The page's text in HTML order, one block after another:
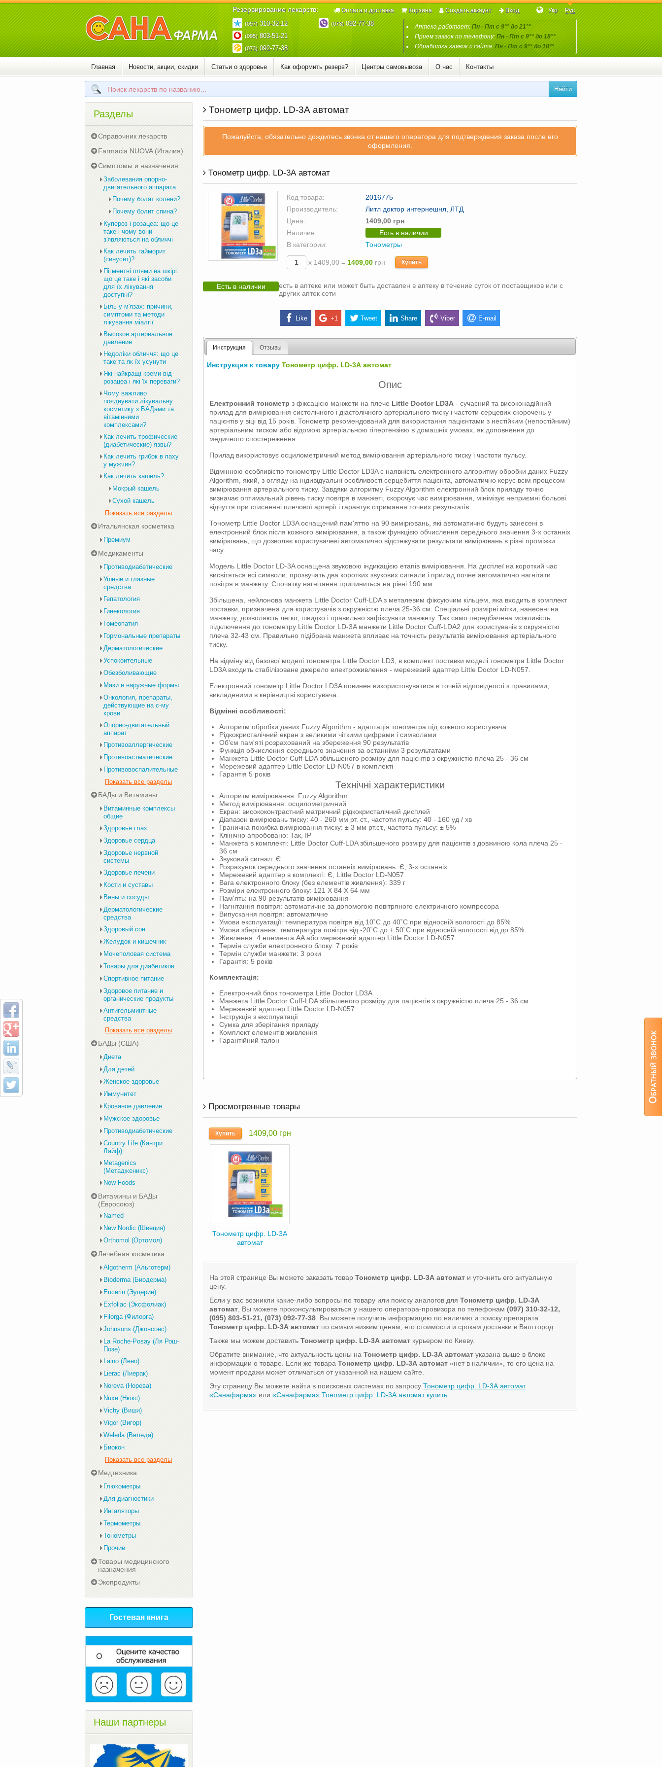
Резервирование лекарств:
(097)310-32-12
(095)803-51-21
(073)092-77-38
(073)092-77-38 Аптека работает:Пн - Пт с 9°° до 21°°
Прием заявок по телефону:Пн - Пт с 9°° до 18°°
Обработка заявок с сайта:Пн - Пт с 9°° до 18°°
Укр Рус
Оплата и доставка Корзина Создать аккаунт Вход
Главная Новости, акции, скидки Статьи о здоровье Как оформить резерв? Центры самовывоза О нас Контакты
Найти
Тонометр цифр. LD-3А автомат
Пожалуйста, обязательно дождитесь звонка от нашего оператора для подтверждения заказа после его
оформления.
Тонометр цифр. LD-3А автомат
Код товара:
2016775
Производитель:
Литл доктор интернешнл, ЛТД
Цена:
1409,00 грн
Наличие:
Есть в наличии
В категории:
Тонометры
х 1409,00 = 1409,00 грн Купить
Есть в наличии
есть в аптеке или может быть доставлен в аптеку в течение суток от поставщиков или с
других аптек сети
Like +1 Tweet Share Viber E-mail
Инструкция Отзывы
Инструкция к товаруТонометр цифр. LD-3А автомат
Опис
Електронний тонометр з фіксацією манжети на плече Little Doctor LD3A - сучасний та високонадійний
прилад для вимірювання систолічного і діастолічного артеріального тиску і частоти серцевих скорочень у
пацієнтів у віці від 15 років. Тонометр рекомендований для використання пацієнтами з нестійким (непостійним)
артеріальним тиском або відомою артеріальною гіпертензією в домашніх умовах, як доповнення до
медичного спостереження.
Прилад використовує осцилометричний метод вимірювання артеріального тиску і частоти пульсу.
Відмінною особливістю тонометру Little Doctor LD3A є наявність електронного алгоритму обробки даних Fuzzy
Algorithm, який, з огляду на індивідуальні особливості серцебиття пацієнта, автоматично керує всім процесом
вимірювання артеріального тиску. Завдяки алгоритму Fuzzy Algorithm електронний блок приладу точно
визначає оптимальний рівень тиску повітря в манжеті, скорочує час вимірювання, мінімізує неприємні больові
відчуття при стисненні плечової артерії і гарантує отримання точних результатів.
Тонометр Little Doctor LD3A оснащений пам'яттю на 90 вимірювань, які автоматично будуть занесені в
електронний блок після кожного вимірювання, а також функцією обчислення середнього значення 3-х останніх
вимірювань, що дозволяє користувачеві автоматично відстежувати результати вимірювань в різні проміжки
часу.
Модель Little Doctor LD-3A оснащена звуковою індикацією етапів вимірювання. На дисплеї на короткий час
висвітяться всі символи, прозвучать два коротких звукових сигнали і прилад почне автоматично нагнітати
повітря в манжету. Спочатку нагнітання припиниться на рівні 190 мм.
Збільшена, нейлонова манжета Little Doctor Cuff-LDA з металевим фіксуючим кільцем, яка входить в комплект
поставки, призначена для користувачів з окружністю плеча 25-36 см. Спеціальні розмірні мітки, нанесені на
манжету, дозволяють легко, швидко і правильно зафіксувати манжету. Так само передбачена можливість
підключення до тонометру Little Doctor LD-3A манжети Little Doctor Cuff-LDA2 для користувачів з окружністю
плеча 32-43 см. Правильно підібрана манжета впливає на точність результатів вимірювання артеріального
тиску.
На відміну від базової моделі тонометра Little Doctor LD3, в комплект поставки моделі тонометра Little Doctor
LD3A входить стабілізоване джерело електроживлення - мережевий адаптер Little Doctor LD-N057.
Електронний тонометр Little Doctor LD3A повинен використовуватися в точній відповідності з правилами,
викладеними в керівництві користувача.
Відмінні особливості:
Алгоритм обробки даних Fuzzy Algorithm - адаптація тонометра під кожного користувача
Рідкокристалічний екран з великими чіткими цифрами і символами
Об'єм пам'яті розрахований на збереження 90 результатів
Функція обчислення середнього значення за останніми 3 результатами
Манжета Little Doctor Cuff-LDA збільшеного розміру для пацієнтів з окружністю плеча 25 - 36 см
Мережевий адаптер Little Doctor LD-N057 в комплекті
Гарантія 5 років
Технічні характеристики
Алгоритм вимірювання: Fuzzy Algorithm
Метод вимірювання: осцилометричний
Екран: висококонтрастний матричний рідкокристалічний дисплей
Діапазон вимірювань тиску: 40 - 260 мм рт. ст., частоти пульсу: 40 - 160 уд / хв
Гранична похибка вимірювання тиску: ± 3 мм рт.ст., частота пульсу: ± 5%
Клінічно апробовано: Так, IP
Манжета в комплекті: Little Doctor Cuff-LDA збільшеного розміру для пацієнтів з довжиною кола плеча 25 -
36 см
Звуковий сигнал: Є
Розрахунок середнього значення останніх вимірювань: Є, 3-х останніх
Мережевий адаптер в комплекті: Є, Little Doctor LD-N057
Вага електронного блоку (без елементів живлення): 339 г
Розміри електронного блоку: 121 X 84 X 64 мм
Пам'ять: на 90 результатів вимірювання
Нагнітання повітря: автоматичне за допомогою повітряного електричного компресора
Випускання повітря: автоматичне
Умови експлуатації: температура повітря від 10˚C до 40˚C при відносній вологості до 85%
Умови зберігання: температура повітря від -20˚C до + 50˚C при відносній вологості від до 85%
Живлення: 4 елемента AA або мережевий адаптер Little Doctor LD-N057
Термін служби електронного блоку: 7 років
Термін служби манжети: 3 роки
Гарантія: 5 років
Комплектація:
Електронний блок тонометра Little Doctor LD3A
Манжета Little Doctor Cuff-LDA збільшеного розміру для пацієнтів з окружністю плеча 25 - 36 см
Мережевий адаптер Little Doctor LD-N057
Інструкція з експлуатації
Сумка для зберігання приладу
Комплект елементів живлення
Гарантійний талон
Просмотренные товары
Купить 1409,00 грн
Тонометр цифр. LD-3А
автомат
На этой странице Вы можете заказать товар Тонометр цифр. LD-3А автомат и уточнить его актуальную
цену.
Если у вас возникли какие-либо вопросы по товару или поиску аналогов для Тонометр цифр. LD-3А
автомат , Вы можете проконсультироваться у нашего оператора-провизора по телефонам (097) 310-32-12,
(095) 803-51-21, (073) 092-77-38 . Вы можете получить информацию по наличию и поиску препарата
Тонометр цифр. LD-3А автомат по самым низким ценам, его стоимости и срокам доставки в Ваш город.
Также мы можем доставить Тонометр цифр. LD-3А автомат курьером по Киеву.
Обратите внимание, что актуальность цены на Тонометр цифр. LD-3А автомат указана выше в блоке
информации о товаре. Если же товара Тонометр цифр. LD-3А автомат «нет в наличии», то его цена на
момент продажи может отличаться от указанной на нашем сайте.
Эту страницу Вы можете найти в поисковых системах по запросу Тонометр цифр. LD-3А автомат
«Санафарма» или «Санафарма» Тонометр цифр. LD-3А автомат купить
Разделы
Справочник лекарств
Farmacia NUOVA (Италия)
Симптомы и назначения
Заболевания опорно-
двигательного аппарата
Почему болят колени?
Почему болит спина?
Купероз і розацеа: що це
таке і чому вони
з'являються на обличчі
Как лечить гайморит
(синусит)?
Пігментні плями на шкірі:
що це таке і які засоби
для їх лікування
доступні?
Біль у м'язах: причини,
симптоми та методи
лікування міалгії
Высокое артериальное
давление
Недоліки обличчя: що це
таке та як їх усунути
Які найкращі креми від
розацеа і які їх переваги?
Чому важливо
поєднувати лікувальну
косметику з БАДами та
вітамінними
комплексами?
Как лечить трофические
(диабетические) язвы?
Как лечить грибок в паху
у мужчин?
Как лечить кашель?
Мокрый кашель
Сухой кашель
Показать все разделы
Итальянская косметика
Премиум
Медикаменты
Противодиабетические
Ушные и глазные
средства
Гепатология
Гинекология
Гомеопатия
Гормональные препараты
Дерматологические
Успокоительные
Обезболивающие
Мази и наружные формы
Онкология, препараты,
действующие на с-му
крови
Опорно-двигательный
аппарат
Противоаллергические
Противоастматические
Противовоспалительные
Показать все разделы
БАДы и Витамины
Витаминные комплексы
общие
Здоровье глаз
Здоровье сердца
Здоровье нервной
системы
Здоровье печени
Кости и суставы
Вены и сосуды
Дерматологические
средства
Здоровый сон
Желудок и кишечник
Мочеполовая система
Товары для диабетиков
Спортивное питание
Здоровое питание и
органические продукты
Антигельминтные
средства
Показать все разделы
БАДы (США)
Диета
Для детей
Женское здоровье
Иммунитет
Кровяное давление
Мужское здоровье
Противодиабетические
Country Life (Кантри
Лайф)
Metagenics
(Метадженикс)
Now Foods
Витамины и БАДы
(Евросоюз)
Named
New Nordic (Швеция)
Orthomol (Ортомол)
Лечебная косметика
Algotherm (Альготерм)
Bioderma (Биодерма)
Eucerin (Эуцерин)
Exfoliac (Эксфолиак)
Filorga (Филорга)
Johnsons (Джонсонс)
La Roche-Posay (Ля Рош-
Позе)
Laino (Лено)
Lierac (Лиерак)
Noreva (Норева)
Nuxe (Нюкс)
Vichy (Виши)
Vigor (Вигор)
Weleda (Веледа)
Биокон
Показать все разделы
Медтехника
Глюкометры
Для диагностики
Ингаляторы
Термометры
Тонометры
Прочие
Товары медицинского
назначения
Экопродукты
Гостевая книга
Наши партнеры